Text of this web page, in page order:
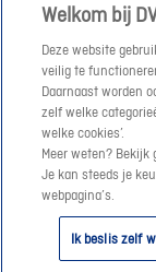
Wettelijke informatie
Duurzaamheid
Sitemap
Onze consulenten
Jobs
Cookies
© DVV 2026
Welkom bij
Deze website
veilig te
Daarnaast worden
zelf welke
welke cookies’.
Meer weten?
Je kan steeds je
webpagina’s.
Ik beslis zelf